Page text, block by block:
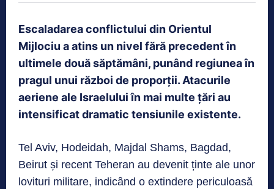
Escaladarea conflictului din Orientul
Mijlociu a atins un nivel fără precedent în
ultimele două săptămâni, punând regiunea în
pragul unui război de proporții. Atacurile
aeriene ale Israelului în mai multe țări au
intensificat dramatic tensiunile existente.
Tel Aviv, Hodeidah, Majdal Shams, Bagdad,
Beirut și recent Teheran au devenit ținte ale unor
lovituri militare, indicând o extindere periculoasă